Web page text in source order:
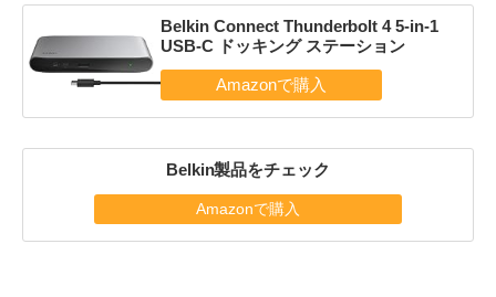
Belkin Connect Thunderbolt 4 5-in-1
USB-C ドッキング ステーション
Belkin製品をチェック
Amazonで購入